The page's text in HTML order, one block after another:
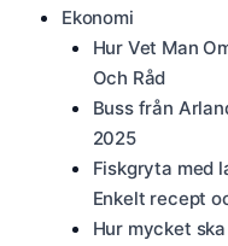
Ekonomi
Hur Vet Man
Och Råd
Buss från
2025
Fiskgryta med
Enkelt recept
Hur mycket